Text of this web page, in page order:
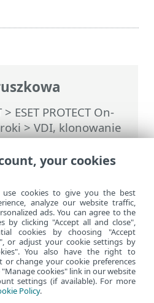
> ESET PROTECT On-
>VDI, klonowanie
> Rozstrzyganie
klonowania
dla
your cookies
cookies to give you the best
analyze our website traffic,
ads. You can agree to the
by clicking "Accept all and close",
cookies by choosing "Accept
or adjust your cookie settings by
You also have the right to
change your cookie preferences
cookies" link in our website
settings (if available). For more
Policy.